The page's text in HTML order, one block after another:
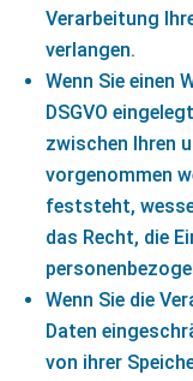
Verarbeitung
verlangen.
Wenn Sie einen
DSGVO
zwischen Ihren
vorgenommen
feststeht,
das Recht, die
Wenn Sie die
Daten
von ihrer